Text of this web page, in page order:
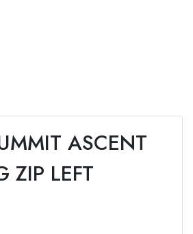
ASCENT
ZIP LEFT